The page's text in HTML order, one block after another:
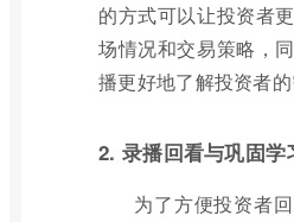
的方式可以让投资者
场情况和交易策略，
播更好地了解投资者的
2. 录播回看与巩固学
为了方便投资者